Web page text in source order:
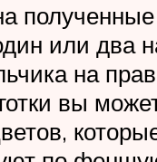
или два
на
вы